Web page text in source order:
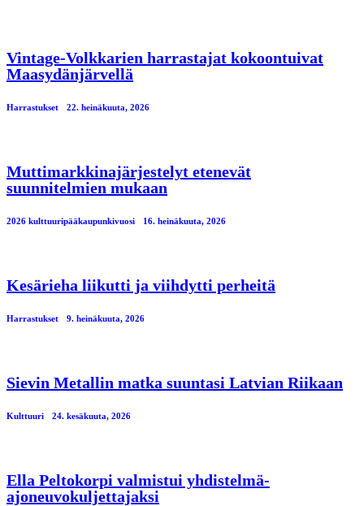
Vintage-Volkkarien harrastajat kokoontuivat
Maasydänjärvellä
Harrastukset 22. heinäkuuta, 2026
Muttimarkkinajärjestelyt etenevät
suunnitelmien mukaan
2026 kulttuuripääkaupunkivuosi 16. heinäkuuta, 2026
Kesärieha liikutti ja viihdytti perheitä
Harrastukset 9. heinäkuuta, 2026
Sievin Metallin matka suuntasi Latvian Riikaan
Kulttuuri 24. kesäkuuta, 2026
Ella Peltokorpi valmistui yhdistelmä-
ajoneuvokuljettajaksi